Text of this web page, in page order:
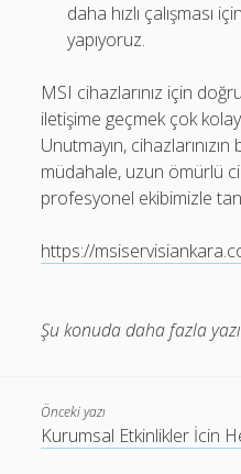
daha hızlı çalışması
yapıyoruz.
MSI cihazlarınız için
iletişime geçmek çok kolay.
Unutmayın,
müdahale, uzun ömürlü
profesyonel ekibimizle
https://
Şu konuda daha fazla
Önceki yazı
Kurumsal Etkinlikler İcin